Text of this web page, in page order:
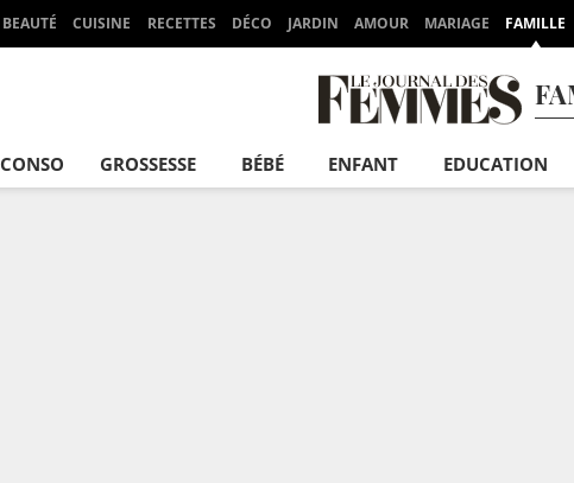
BEAUTÉ CUISINE RECETTES DÉCO JARDIN AMOUR MARIAGE FAMILLE
CONSO GROSSESSE BÉBÉ ENFANT EDUCATION